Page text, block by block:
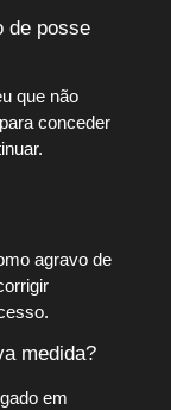
de posse
que não
conceder
agravo de
medida?
em